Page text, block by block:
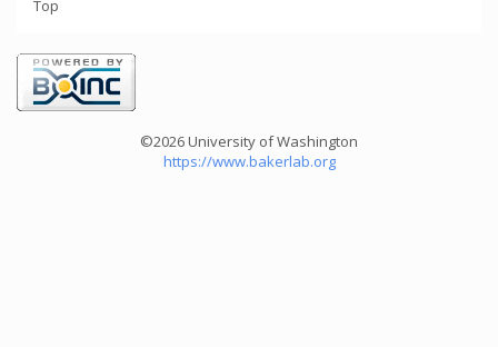
Top
©2026 University of Washington
https://www.bakerlab.org